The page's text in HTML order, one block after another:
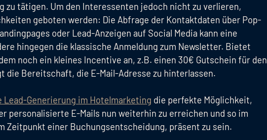
zu tätigen. Um den Interessenten jedoch nicht zu verlieren,
geboten werden: Die Abfrage der Kontaktdaten über Pop-
oder Lead-Anzeigen auf Social Media kann eine
hingegen die klassische Anmeldung zum Newsletter. Bietet
noch ein kleines Incentive an, z.B. einen 30€ Gutschein für den
die Bereitschaft, die E-Mail-Adresse zu hinterlassen.
Generierung im Hotelmarketing die perfekte Möglichkeit,
personalisierte E-Mails nun weiterhin zu erreichen und so im
Zeitpunkt einer Buchungsentscheidung, präsent zu sein.